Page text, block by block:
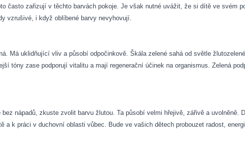
často zařizují v těchto barvách pokoje. Je však nutné uvážit, že si dítě ve svém
vzrušivé, i když oblíbené barvy nevyhovují.
Má uklidňující vliv a působí odpočinkově. Škála zelené sahá od světle
tóny zase podporují vitalitu a mají regenerační účinek na organismus. Zelená
nápadů, zkuste zvolit barvu žlutou. Ta působí velmi hřejivě, zářivě a uvolněně.
a k práci v duchovní oblasti vůbec. Bude ve vašich dětech probouzet radost,